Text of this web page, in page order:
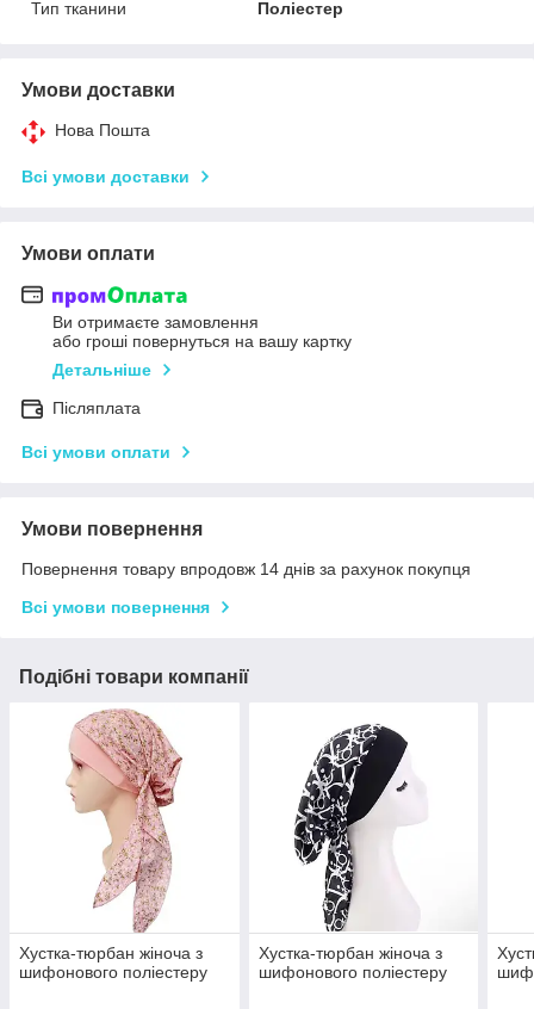
Тип тканини Поліестер
Умови доставки
Нова Пошта
Всі умови доставки
Умови оплати
Ви отримаєте замовлення
або гроші повернуться на вашу картку
Детальніше
Післяплата
Всі умови оплати
Умови повернення
Повернення товару впродовж 14 днів за рахунок покупця
Всі умови повернення
Подібні товари компанії
Хустка-тюрбан жіноча з
шифонового поліестеру
Хустка-тюрбан жіноча з
шифонового поліестеру